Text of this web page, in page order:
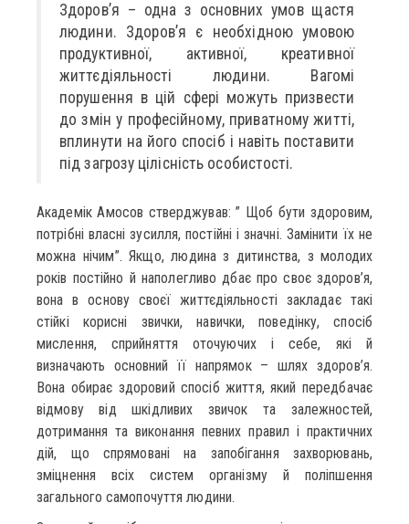
Здоров’я – одна з основних умов щастя
людини. Здоров’я є необхідною умовою
продуктивної, активної, креативної
життєдіяльності людини. Вагомі
порушення в цій сфері можуть призвести
до змін у професійному, приватному житті,
вплинути на його спосіб і навіть поставити
під загрозу цілісність особистості.
Академік Амосов стверджував: ” Щоб бути здоровим,
потрібні власні зусилля, постійні і значні. Замінити їх не
можна нічим”. Якщо, людина з дитинства, з молодих
років постійно й наполегливо дбає про своє здоров’я,
вона в основу своєї життєдіяльності закладає такі
стійкі корисні звички, навички, поведінку, спосіб
мислення, сприйняття оточуючих і себе, які й
визначають основний її напрямок – шлях здоров’я.
Вона обирає здоровий спосіб життя, який передбачає
відмову від шкідливих звичок та залежностей,
дотримання та виконання певних правил і практичних
дій, що спрямовані на запобігання захворювань,
зміцнення всіх систем організму й поліпшення
загального самопочуття людини.